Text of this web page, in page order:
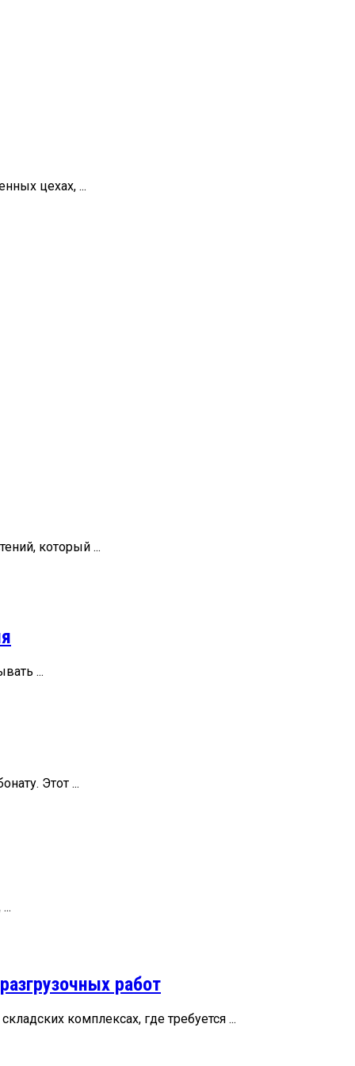
цехах, ...
который ...
...
Этот ...
работ
комплексах, где требуется ...